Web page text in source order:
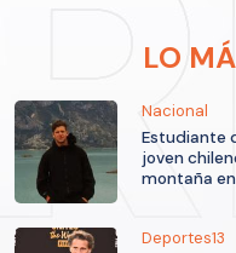
LO
Nacional
Estudiante
joven
montaña
Deportes13